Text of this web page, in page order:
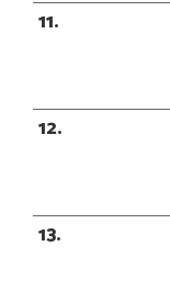
11
12
13